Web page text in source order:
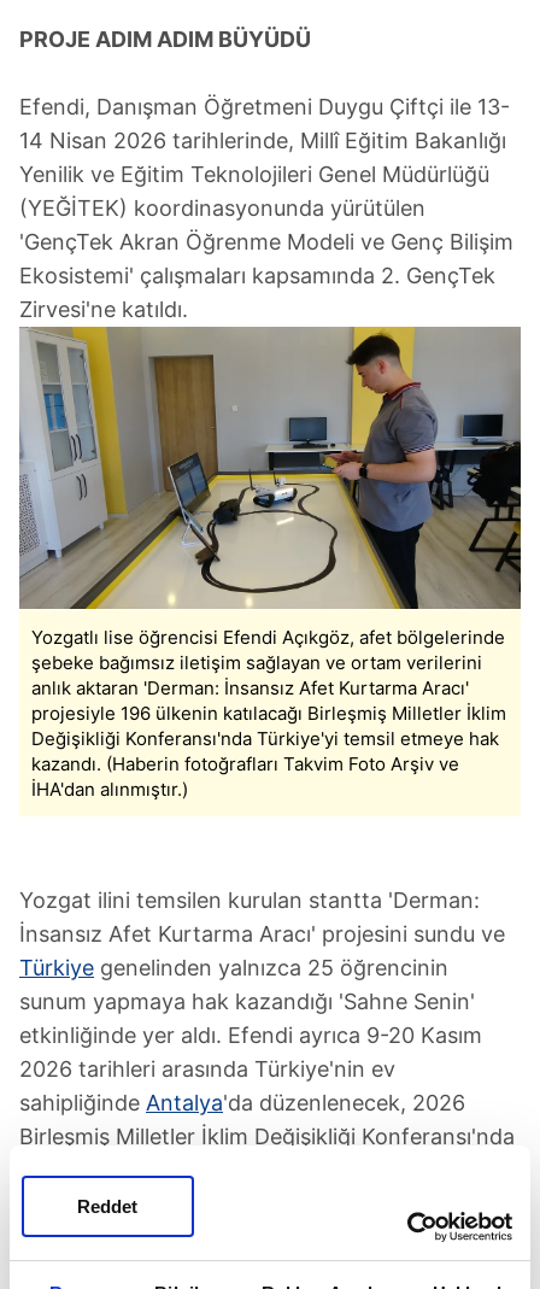
Reddet
PROJE ADIM ADIM BÜYÜDÜ
Efendi, Danışman Öğretmeni Duygu Çiftçi ile 13-
14 Nisan 2026 tarihlerinde, Millî Eğitim Bakanlığı
Yenilik ve Eğitim Teknolojileri Genel Müdürlüğü
(YEĞİTEK) koordinasyonunda yürütülen
'GençTek Akran Öğrenme Modeli ve Genç Bilişim
Ekosistemi' çalışmaları kapsamında 2. GençTek
Zirvesi'ne katıldı.
Yozgatlı lise öğrencisi Efendi Açıkgöz, afet bölgelerinde
şebeke bağımsız iletişim sağlayan ve ortam verilerini
anlık aktaran 'Derman: İnsansız Afet Kurtarma Aracı'
projesiyle 196 ülkenin katılacağı Birleşmiş Milletler İklim
Değişikliği Konferansı'nda Türkiye'yi temsil etmeye hak
kazandı. (Haberin fotoğrafları Takvim Foto Arşiv ve
İHA'dan alınmıştır.)
Yozgat ilini temsilen kurulan stantta 'Derman:
İnsansız Afet Kurtarma Aracı' projesini sundu ve
Türkiye genelinden yalnızca 25 öğrencinin
sunum yapmaya hak kazandığı 'Sahne Senin'
etkinliğinde yer aldı. Efendi ayrıca 9-20 Kasım
2026 tarihleri arasında Türkiye'nin ev
sahipliğinde Antalya'da düzenlenecek, 2026
Birleşmiş Milletler İklim Değişikliği Konferansı'nda
sunum yapmaya hak kazandı. Bu konferansa 196
ülkeden katılım bekleniyor.